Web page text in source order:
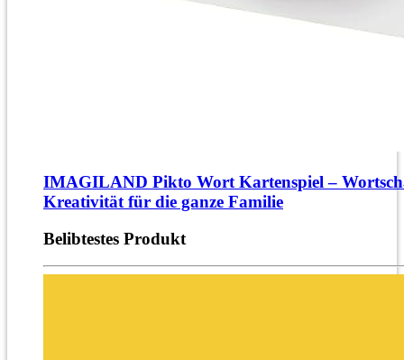
IMAGILAND Pikto Wort Kartenspiel –
Kreativität für die ganze Familie
Belibtestes Produkt